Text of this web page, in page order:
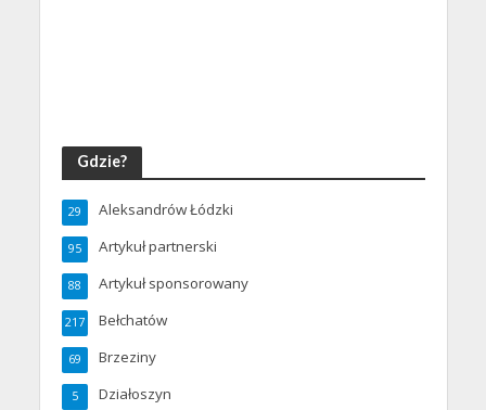
Gdzie?
Aleksandrów Łódzki
29
Artykuł partnerski
95
Artykuł sponsorowany
88
Bełchatów
217
Brzeziny
69
Działoszyn
5